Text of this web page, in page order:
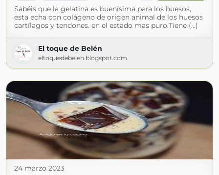
Sabéis que la gelatina es buenísima para los huesos,
esta echa con colágeno de origen animal de los huesos
cartílagos y tendones. en el estado mas puro.Tiene (...)
El toque de Belén
eltoquedebelen.blogspot.com
24 marzo 2023